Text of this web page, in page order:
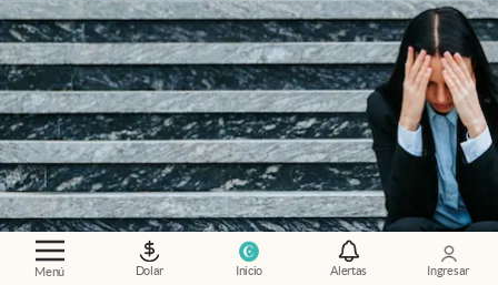
Menú Dolar Inicio Alertas Ingresar